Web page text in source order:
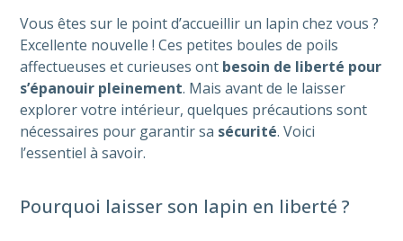
Vous êtes sur le point d’accueillir un lapin chez vous ?
Excellente nouvelle ! Ces petites boules de poils
affectueuses et curieuses ont besoin de liberté pour
s’épanouir pleinement. Mais avant de le laisser
explorer votre intérieur, quelques précautions sont
nécessaires pour garantir sa sécurité. Voici
l’essentiel à savoir.
Pourquoi laisser son lapin en liberté ?